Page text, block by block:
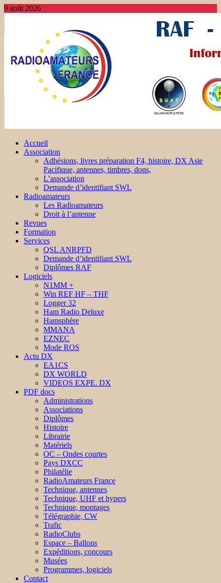
9 août 2026
Accueil
Association
Adhésions, livres préparation F4, histoire, DX Asie
Pacifique, antennes, timbres, dons,
L’association
Demande d’identifiant SWL
Radioamateurs
Les Radioamateurs
Droit à l’antenne
Revues
Formation
Services
QSL ANRPFD
Demande d’identifiant SWL
Diplômes RAF
Logiciels
N1MM +
Win REF HF – THF
Logger 32
Ham Radio Deluxe
Hamsphère
MMANA
EZNEC
Mode ROS
Actu DX
EA1CS
DX WORLD
VIDEOS EXPE. DX
PDF docs
Administrations
Associations
Diplômes
Histoire
Librairie
Matériels
OC – Ondes courtes
Pays DXCC
Philatélie
RadioAmateurs France
Technique, antennes
Technique, UHF et hypers
Technique, montages
Télégraphie, CW
Trafic
RadioClubs
Espace – Ballons
Expéditions, concours
Musées
Programmes, logiciels
Contact